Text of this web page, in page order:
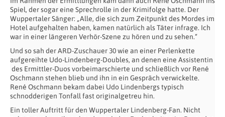
Spiel, der sogar eine Sprechrolle in der Krimifolge hatte. Der
Wuppertaler Sänger: „Alle, die sich zum Zeitpunkt des Mordes im
Hotel aufgehalten haben, kamen natürlich als Täter infrage. Ich
war in einer längeren Verhör-Szene zu hören und zu sehen.“
Und so sah der ARD-Zuschauer 30 wie an einer Perlenkette
aufgereihte Udo-Lindenberg-Doubles, an denen eine Assistentin
des Ermittler-Duos vorbeimarschierte und schließlich vor René
Oschmann stehen blieb und ihn in ein Gespräch verwickelte.
René Oschmann bekam dabei Udo Lindenbergs typisch
schnodderigen Tonfall fast originalgetreu hin.
Ein toller Auftritt für den Wuppertaler Lindenberg-Fan. Nicht